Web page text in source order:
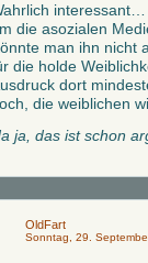
die asozialen
man ihn nicht
die holde
dort
die weiblichen
ja, das ist schon
OldFart
Sonntag, 29.